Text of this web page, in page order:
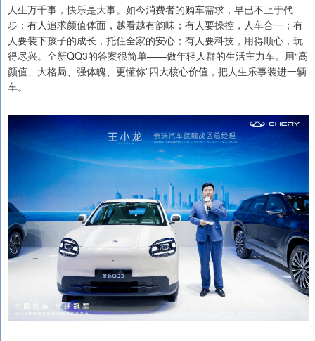
人生万千事，快乐是大事。如今消费者的购车需求，早已不止于代
步：有人追求颜值体面，越看越有韵味；有人要操控，人车合一；有
人要装下孩子的成长，托住全家的安心；有人要科技，用得顺心，玩
得尽兴。全新QQ3的答案很简单——做年轻人群的生活主力车。用“高
颜值、大格局、强体魄、更懂你”四大核心价值，把人生乐事装进一辆
车。